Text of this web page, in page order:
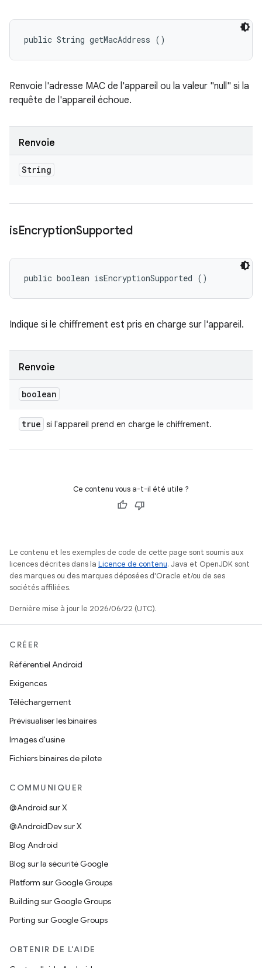
public String getMacAddress ()
Renvoie l'adresse MAC de l'appareil ou la valeur "null" si la
requête de l'appareil échoue.
Renvoie
String
isEncryptionSupported
public boolean isEncryptionSupported ()
Indique si le chiffrement est pris en charge sur l'appareil.
Renvoie
boolean
true si l'appareil prend en charge le chiffrement.
Ce contenu vous a-t-il été utile ?
Le contenu et les exemples de code de cette page sont soumis aux
licences décrites dans la Licence de contenu. Java et OpenJDK sont
des marques ou des marques déposées d'Oracle et/ou de ses
sociétés affiliées.
Dernière mise à jour le 2026/06/22 (UTC).
CRÉER
Référentiel Android
Exigences
Téléchargement
Prévisualiser les binaires
Images d'usine
Fichiers binaires de pilote
COMMUNIQUER
@Android sur X
@AndroidDev sur X
Blog Android
Blog sur la sécurité Google
Platform sur Google Groups
Building sur Google Groups
Porting sur Google Groups
OBTENIR DE L'AIDE